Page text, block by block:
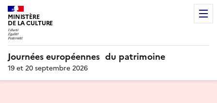
MINISTÈRE
DE LA CULTURE
Journées européennes du patrimoine
19 et 20 septembre 2026